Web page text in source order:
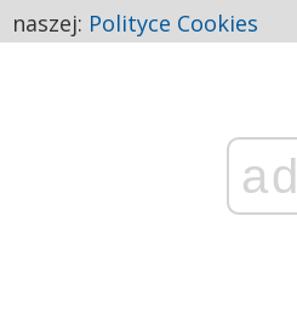
ad
naszej: Polityce Cookies